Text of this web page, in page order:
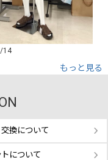
14
もっと見る
換について
について